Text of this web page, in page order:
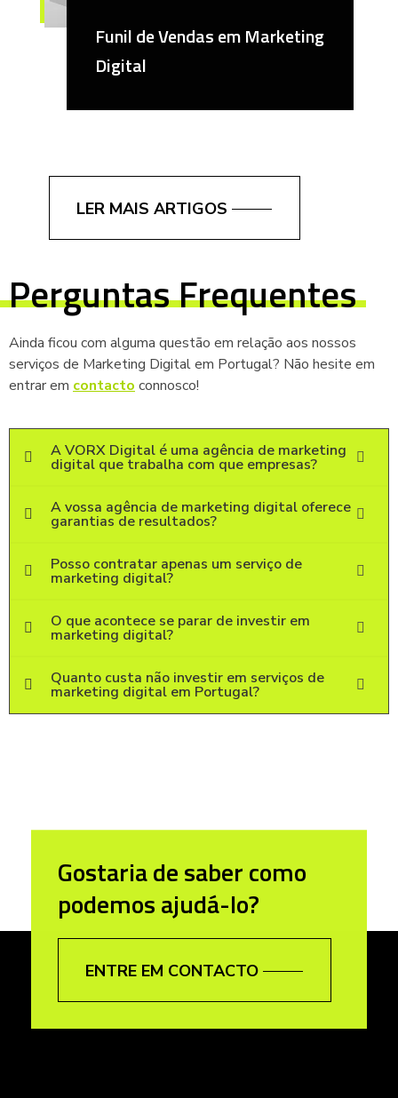
Funil de Vendas em Marketing
Digital
LER MAIS ARTIGOS
Perguntas Frequentes
Ainda ficou com alguma questão em relação aos nossos
serviços de Marketing Digital em Portugal? Não hesite em
entrar em contacto connosco!
A VORX Digital é uma agência de marketing
digital que trabalha com que empresas?
A vossa agência de marketing digital oferece
garantias de resultados?
Posso contratar apenas um serviço de
marketing digital?
O que acontece se parar de investir em
marketing digital?
Quanto custa não investir em serviços de
marketing digital em Portugal?
Gostaria de saber como
podemos ajudá-lo?
ENTRE EM CONTACTO